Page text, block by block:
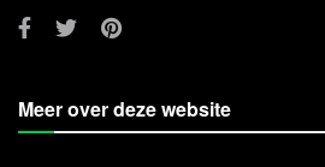
Meer over deze website